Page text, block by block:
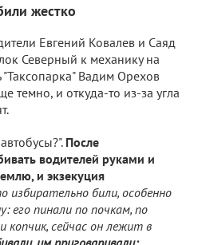
жестко
Евгений Ковалев и Саяд
Северный к механику на
"Таксопарка" Вадим Орехов
темно, и откуда-то из-за угла
После
водителей руками и
и экзекуция
избирательно били, особенно
его пинали по почкам, по
копчик, сейчас он лежит в